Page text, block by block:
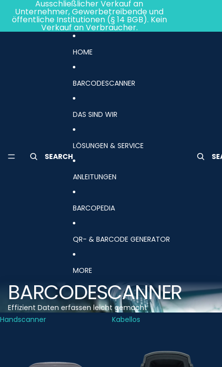
Ausschließlicher Verkauf an
Unternehmer, Gewerbetreibende und
öffentliche Institutionen (§ 14 BGB). Kein
Verkauf an Verbraucher.
SEARCH
HOME
BARCODESCANNER
DAS SIND WIR
LÖSUNGEN & SERVICE
ANLEITUNGEN
BARCOPEDIA
QR- & BARCODE GENERATOR
MORE
BARCODESCANNER
Effizient Daten erfassen leicht gemacht
Handscanner
Kabellos